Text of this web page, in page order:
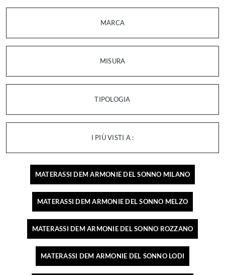
MARCA
MISURA
TIPOLOGIA
I PIÙ VISTI A :
MATERASSI DEM ARMONIE DEL SONNO MILANO
MATERASSI DEM ARMONIE DEL SONNO MELZO
MATERASSI DEM ARMONIE DEL SONNO ROZZANO
MATERASSI DEM ARMONIE DEL SONNO LODI